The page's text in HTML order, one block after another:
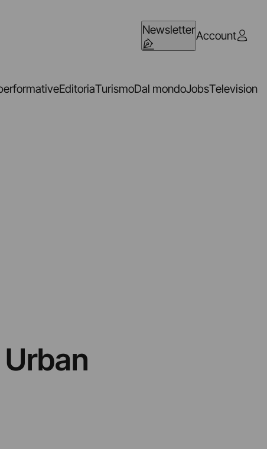
NewsletterAccount
EditoriaTurismoDal mondoJobsTelevision